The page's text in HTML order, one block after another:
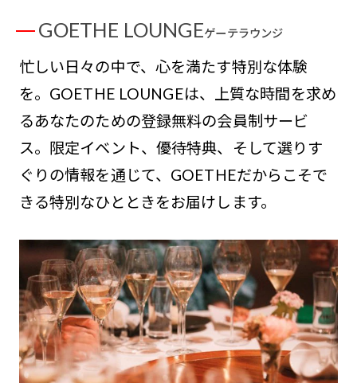
GOETHE LOUNGEゲーテラウンジ
忙しい日々の中で、心を満たす特別な体験
を。GOETHE LOUNGEは、上質な時間を求め
るあなたのための登録無料の会員制サービ
ス。限定イベント、優待特典、そして選りす
ぐりの情報を通じて、GOETHEだからこそで
きる特別なひとときをお届けします。